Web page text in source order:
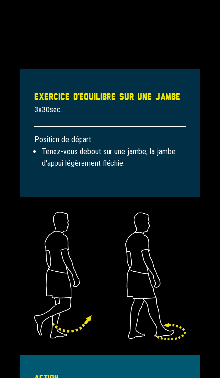
Exercice d'équilibre sur une jambe
3x30sec.
Position de départ
Tenez-vous debout sur une jambe, la jambe
d'appui légèrement fléchie.